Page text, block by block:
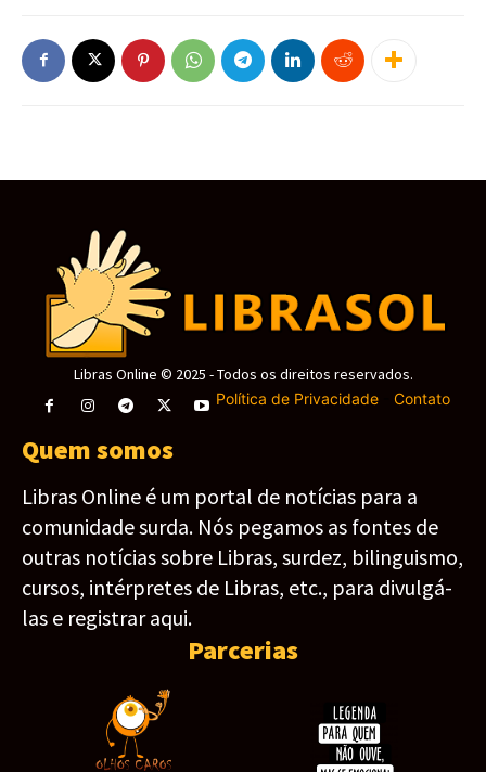
Libras Online © 2025 - Todos os direitos reservados.
Política de Privacidade- Contato
Quem somos
Libras Online é um portal de notícias para a
comunidade surda. Nós pegamos as fontes de
outras notícias sobre Libras, surdez, bilinguismo,
cursos, intérpretes de Libras, etc., para divulgá-
las e registrar aqui.
Parcerias